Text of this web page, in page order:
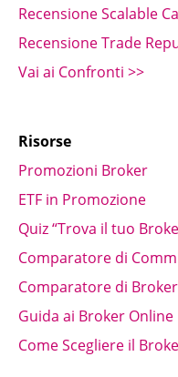
Recensione Scalable
Recensione Trade
Vai ai Confronti >>
Risorse
Promozioni Broker
ETF in Promozione
Quiz “Trova il tuo
Comparatore di
Comparatore di Broker
Guida ai Broker Online
Come Scegliere il